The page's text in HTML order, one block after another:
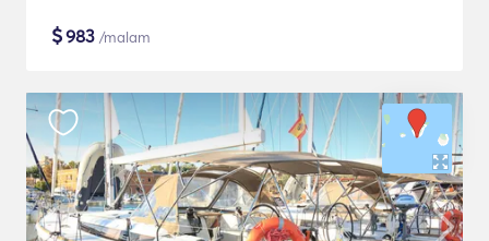
$983 /malam